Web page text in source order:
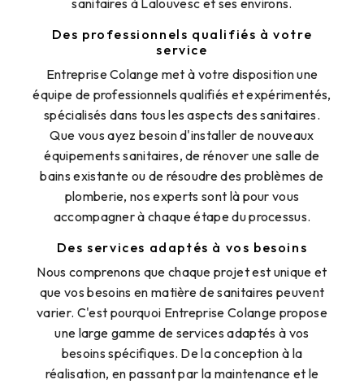
Des professionnels qualifiés à votre
service
Entreprise Colange met à votre disposition une
équipe de professionnels qualifiés et expérimentés,
spécialisés dans tous les aspects des sanitaires.
Que vous ayez besoin d'installer de nouveaux
équipements sanitaires, de rénover une salle de
bains existante ou de résoudre des problèmes de
plomberie, nos experts sont là pour vous
accompagner à chaque étape du processus.
Des services adaptés à vos besoins
Nous comprenons que chaque projet est unique et
que vos besoins en matière de sanitaires peuvent
varier. C'est pourquoi Entreprise Colange propose
une large gamme de services adaptés à vos
besoins spécifiques. De la conception à la
réalisation, en passant par la maintenance et le